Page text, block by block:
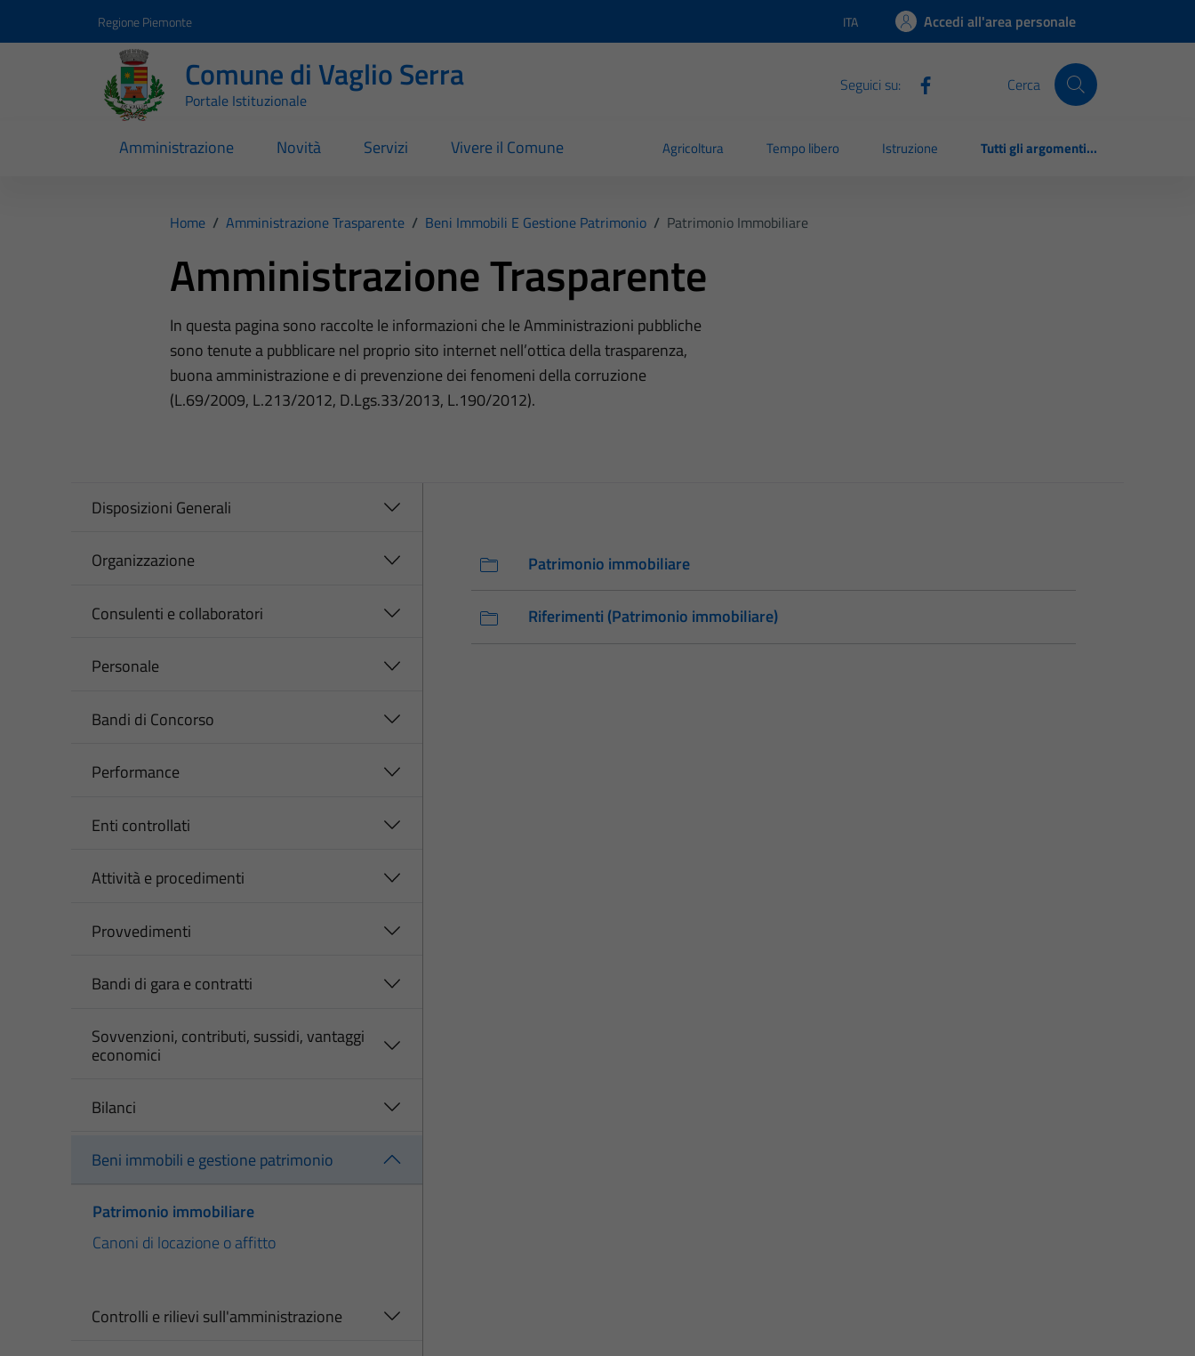
Regione Piemonte Lingua attiva:
ITA Accedi all'area personale
Comune di Vaglio Serra
Portale Istituzionale
Seguici su: Cerca
Amministrazione Novità Servizi Vivere il Comune Agricoltura Tempo libero Istruzione Tutti gli argomenti...
Home / Amministrazione Trasparente / Beni Immobili E Gestione Patrimonio / Patrimonio Immobiliare
Amministrazione Trasparente
In questa pagina sono raccolte le informazioni che le Amministrazioni pubbliche
sono tenute a pubblicare nel proprio sito internet nell’ottica della trasparenza,
buona amministrazione e di prevenzione dei fenomeni della corruzione
(L.69/2009, L.213/2012, D.Lgs.33/2013, L.190/2012).
Disposizioni Generali
Organizzazione
Consulenti e collaboratori
Personale
Bandi di Concorso
Performance
Enti controllati
Attività e procedimenti
Provvedimenti
Bandi di gara e contratti
Sovvenzioni, contributi, sussidi, vantaggi
economici
Bilanci
Beni immobili e gestione patrimonio
Patrimonio immobiliare
Canoni di locazione o affitto
Controlli e rilievi sull'amministrazione
Patrimonio immobiliare
Riferimenti (Patrimonio immobiliare)